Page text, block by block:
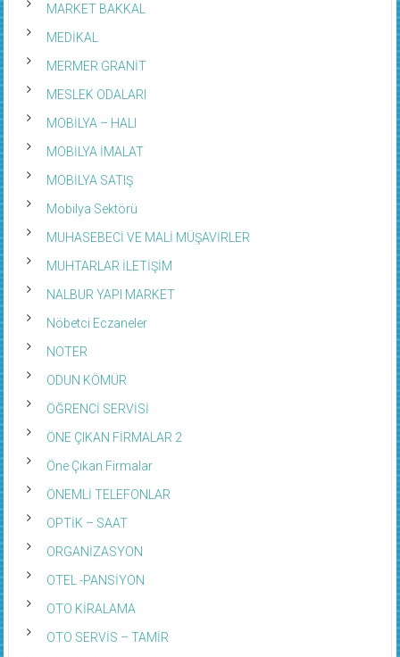
MARKET BAKKAL
MEDİKAL
MERMER GRANİT
MESLEK ODALARI
MOBİLYA – HALI
MOBİLYA İMALAT
MOBİLYA SATIŞ
Mobilya Sektörü
MUHASEBECİ VE MALİ MÜŞAVİRLER
MUHTARLAR İLETİŞİM
NALBUR YAPI MARKET
Nöbetci Eczaneler
NOTER
ODUN KÖMÜR
ÖĞRENCİ SERVİSİ
ÖNE ÇIKAN FİRMALAR 2
Öne Çıkan Firmalar
ÖNEMLİ TELEFONLAR
OPTİK – SAAT
ORGANİZASYON
OTEL -PANSİYON
OTO KİRALAMA
OTO SERVİS – TAMİR